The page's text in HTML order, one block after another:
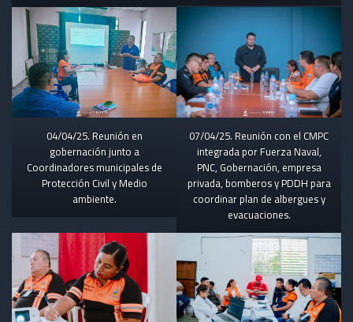
04/04/25. Reunión en
gobernación junto a
Coordinadores municipales de
Protección Civil y Medio
ambiente.
07/04/25. Reunión con el CMPC
integrada por Fuerza Naval,
PNC, Gobernación, empresa
privada, bomberos y PDDH para
coordinar plan de albergues y
evacuaciones.